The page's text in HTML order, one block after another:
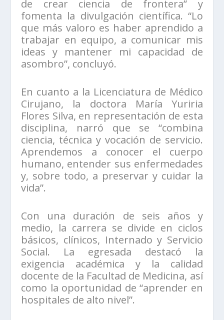
de crear ciencia de frontera” y
fomenta la divulgación científica. “Lo
que más valoro es haber aprendido a
trabajar en equipo, a comunicar mis
ideas y mantener mi capacidad de
asombro”, concluyó.
En cuanto a la Licenciatura de Médico
Cirujano, la doctora María Yuriria
Flores Silva, en representación de esta
disciplina, narró que se “combina
ciencia, técnica y vocación de servicio.
Aprendemos a conocer el cuerpo
humano, entender sus enfermedades
y, sobre todo, a preservar y cuidar la
vida”.
Con una duración de seis años y
medio, la carrera se divide en ciclos
básicos, clínicos, Internado y Servicio
Social. La egresada destacó la
exigencia académica y la calidad
docente de la Facultad de Medicina, así
como la oportunidad de “aprender en
hospitales de alto nivel”.